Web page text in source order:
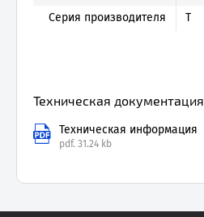
Серия производителя
T
Техническая документация
Техническая информация
pdf. 31.24 kb